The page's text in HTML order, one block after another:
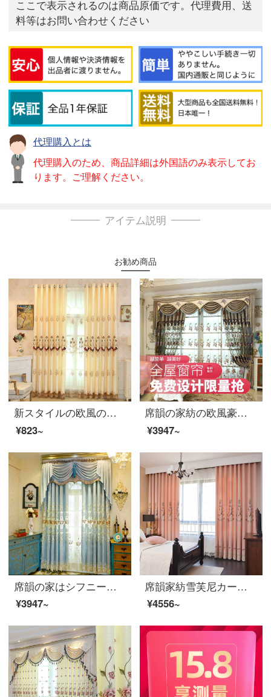
ここで表示されるのは商品原価です。代理費用、送
料等はお問い合わせください
代理購入とは
代理購入のため、商品詳細は外国語のみ表示してお
ります。ご理解ください。
アイテム説明
お勧め商品
新スタイルの欧風の刺繍のカーテンを貼ります。シフォンの刺繍のカーテンを貼ります。リビングルームの書斎のカーテンをカスタマイズします。フェイリス-黄の布地の高さが2.7 mです。高さを変えて注文してください。幅1 mの布袋の4本爪フックです。
¥823~
席韻の家紡の欧風豪華な別荘の客間の布芸のカーテンの窓の紗は同じ種類の窓のカーテン（青い）を注文して広くして1メートル*高い2.7メートルの単価（ナノリング）を注文して高くすることができます。
¥3947~
席韻の家はシフニールを紡いで透かして刺繍の客間の寝室の遮光のカーテンの窓の紗を編制して同じタイプの窓のカーテンを注文して作らせて広くて1メートル*高い2.7メートルの単価(韓のしわの針)を注文して高くなることができます。
¥3947~
席韻家紡雪芙尼カーテン北欧カーテン居間の寝室の刺繍の遮光カーテンは同じカーテンをカスタマイズして、幅1メートル*高さ2.7メートルの単価(韓国のしわフック)を高くすることができます。
¥4556~